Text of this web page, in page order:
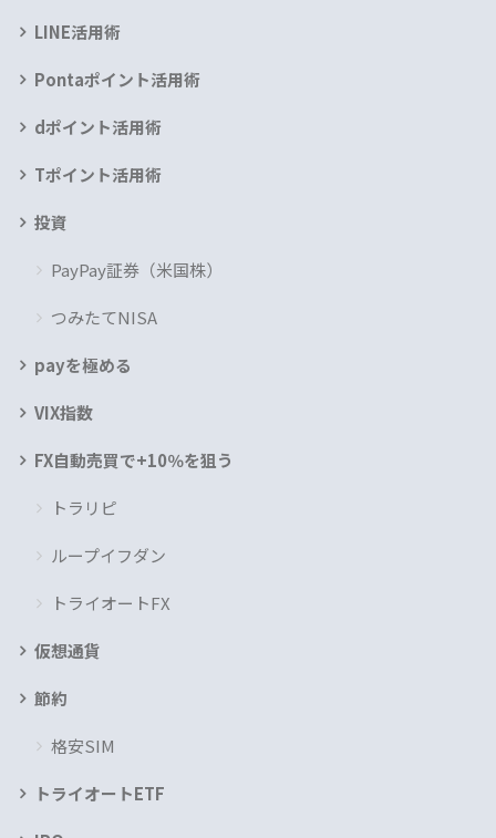
LINE活用術
Pontaポイント活用術
dポイント活用術
Tポイント活用術
投資
PayPay証券（米国株）
つみたてNISA
payを極める
VIX指数
FX自動売買で+10％を狙う
トラリピ
ループイフダン
トライオートFX
仮想通貨
節約
格安SIM
トライオートETF